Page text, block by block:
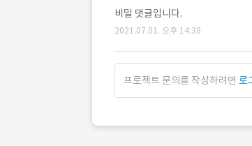
비밀 댓글입니다.
2021.07.01. 오후 14:38
프로젝트 문의를 작성하려면 로